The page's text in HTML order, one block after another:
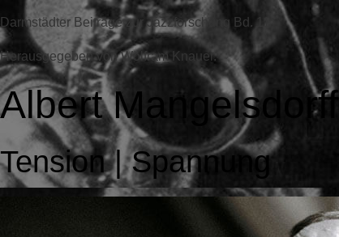
Darmstädter Beiträge zur Jazzforschung Bd. 11
Herausgegeben von Wolfram Knauer.
Albert Mangelsdorff
Tension | Spannung